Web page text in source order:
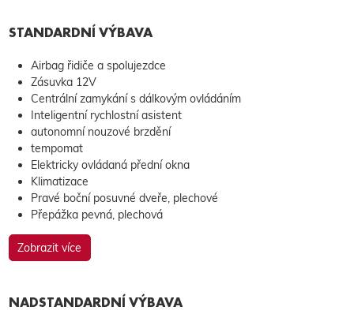
STANDARDNÍ VÝBAVA
Airbag řidiče a spolujezdce
Zásuvka 12V
Centrální zamykání s dálkovým ovládáním
Inteligentní rychlostní asistent
autonomní nouzové brzdění
tempomat
Elektricky ovládaná přední okna
Klimatizace
Pravé boční posuvné dveře, plechové
Přepážka pevná, plechová
Zobrazit více
NADSTANDARDNÍ VÝBAVA